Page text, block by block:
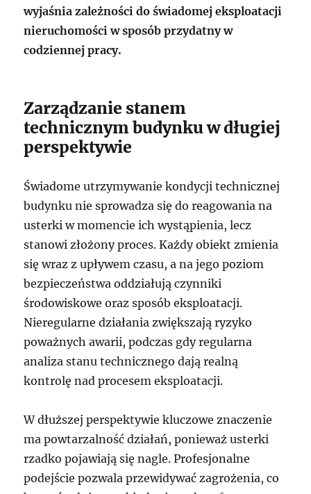
wyjaśnia zależności do świadomej eksploatacji
nieruchomości w sposób przydatny w
codziennej pracy.
Zarządzanie stanem
technicznym budynku w długiej
perspektywie
Świadome utrzymywanie kondycji technicznej
budynku nie sprowadza się do reagowania na
usterki w momencie ich wystąpienia, lecz
stanowi złożony proces. Każdy obiekt zmienia
się wraz z upływem czasu, a na jego poziom
bezpieczeństwa oddziałują czynniki
środowiskowe oraz sposób eksploatacji.
Nieregularne działania zwiększają ryzyko
poważnych awarii, podczas gdy regularna
analiza stanu technicznego dają realną
kontrolę nad procesem eksploatacji.
W dłuższej perspektywie kluczowe znaczenie
ma powtarzalność działań, ponieważ usterki
rzadko pojawiają się nagle. Profesjonalne
podejście pozwala przewidywać zagrożenia, co